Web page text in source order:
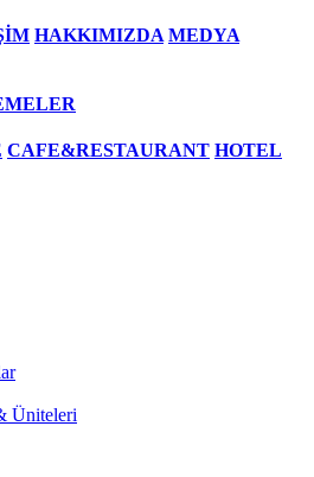
HAKKIMIZDA MEDYA
CAFE&RESTAURANT HOTEL
Üniteleri